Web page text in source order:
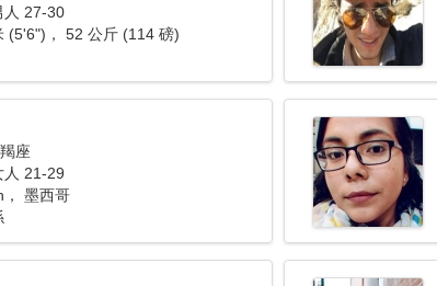
人 27-30
(5'6")， 52 公斤 (114 磅)
座
人 21-29
， 墨西哥